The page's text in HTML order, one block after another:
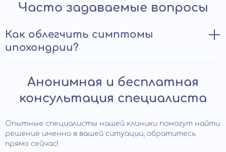
Часто задаваемые вопросы
Как облегчить симптомы
ипохондрии?
самостоятельно облегчить свое состояние.
физические нагрузки, хобби, общение с друзьями.
практиками, направленными на повышения контроля
негативных мыслей и эмоций, йога. Рекомендуется
избегать информацию, связанную с заболеваниями,
Анонимная и бесплатная
консультация специалиста
Опытные специалисты нашей клиники помогут найти
решение именно в вашей ситуации, обратитесь
прямо сейчас!